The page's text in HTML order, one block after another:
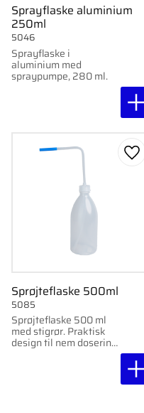
Sprayflaske aluminium
250ml
Sprayflaske i
aluminium med
spraypumpe, 280 ml.
5046
Sprøjteflaske 500ml
Sprøjteflaske 500 ml
med stigrør. Praktisk
design til nem dosering
5085